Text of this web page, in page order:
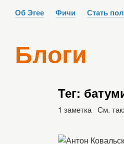
Об Эгее Фичи Стать
Блоги
Тег:
1 заметка См.